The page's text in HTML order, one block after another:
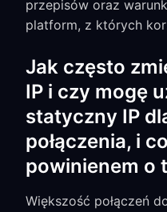
przepisów oraz
platform, z których
Jak często
IP i czy mogę
statyczny IP
połączenia, i
powinienem o
Większość połączeń